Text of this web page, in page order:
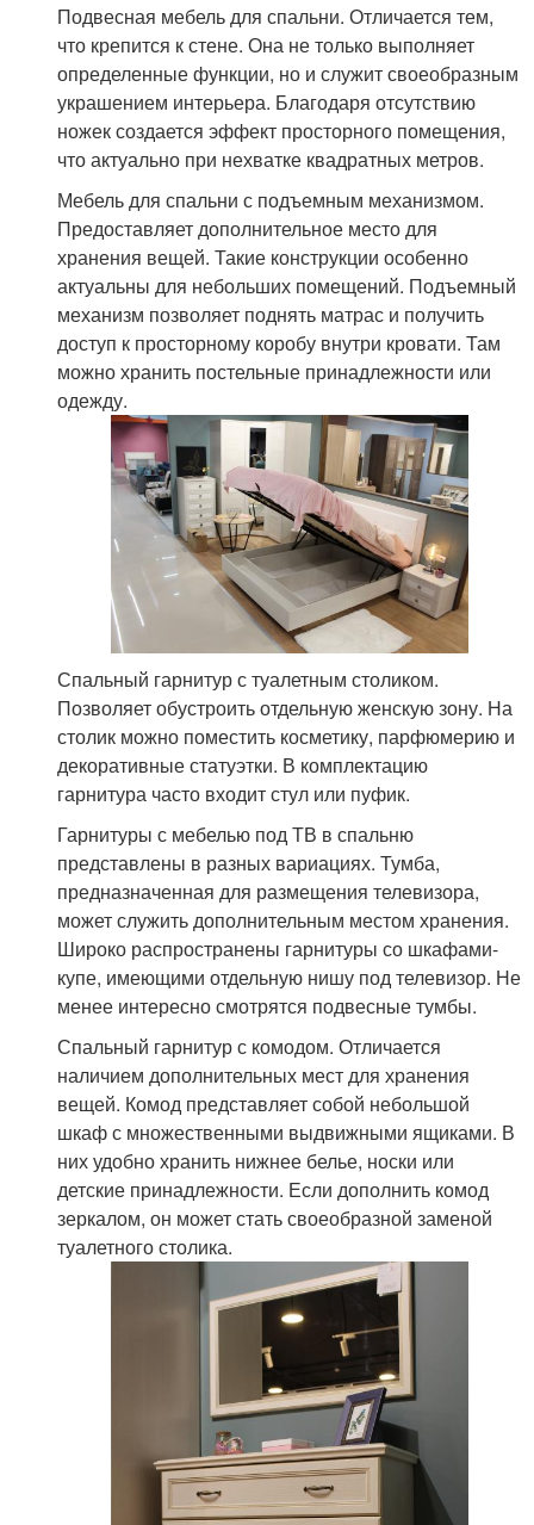
Подвесная мебель для спальни. Отличается тем,
что крепится к стене. Она не только выполняет
определенные функции, но и служит своеобразным
украшением интерьера. Благодаря отсутствию
ножек создается эффект просторного помещения,
что актуально при нехватке квадратных метров.
Мебель для спальни с подъемным механизмом.
Предоставляет дополнительное место для
хранения вещей. Такие конструкции особенно
актуальны для небольших помещений. Подъемный
механизм позволяет поднять матрас и получить
доступ к просторному коробу внутри кровати. Там
можно хранить постельные принадлежности или
одежду.
Спальный гарнитур с туалетным столиком.
Позволяет обустроить отдельную женскую зону. На
столик можно поместить косметику, парфюмерию и
декоративные статуэтки. В комплектацию
гарнитура часто входит стул или пуфик.
Гарнитуры с мебелью под ТВ в спальню
представлены в разных вариациях. Тумба,
предназначенная для размещения телевизора,
может служить дополнительным местом хранения.
Широко распространены гарнитуры со шкафами-
купе, имеющими отдельную нишу под телевизор. Не
менее интересно смотрятся подвесные тумбы.
Спальный гарнитур с комодом. Отличается
наличием дополнительных мест для хранения
вещей. Комод представляет собой небольшой
шкаф с множественными выдвижными ящиками. В
них удобно хранить нижнее белье, носки или
детские принадлежности. Если дополнить комод
зеркалом, он может стать своеобразной заменой
туалетного столика.